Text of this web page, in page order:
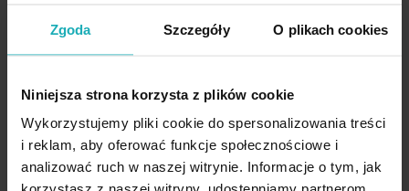
Zgoda Szczegóły O plikach cookies
Niniejsza strona korzysta z plików cookie
Wykorzystujemy pliki cookie do spersonalizowania treści
i reklam, aby oferować funkcje społecznościowe i
analizować ruch w naszej witrynie. Informacje o tym, jak
Zasłona szyta na taśmie 5 cm kremowo złocista z tkaniny